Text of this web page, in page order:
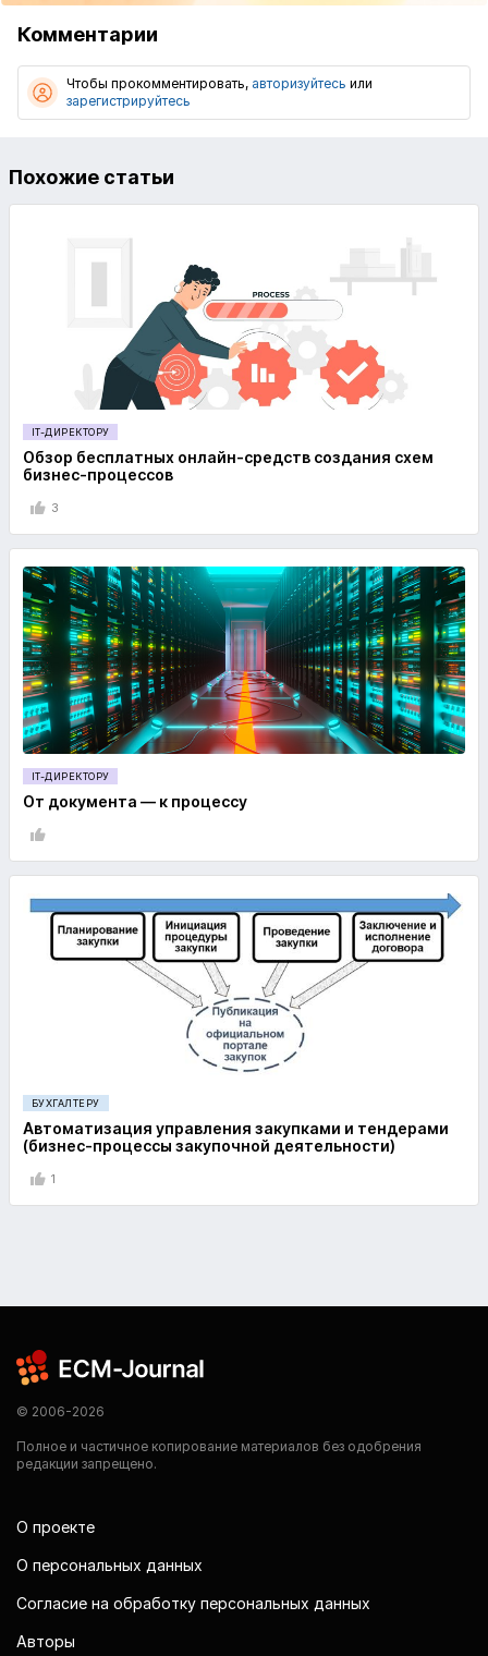
Комментарии
Чтобы прокомментировать, авторизуйтесь или
зарегистрируйтесь
Похожие статьи
IT-ДИРЕКТОРУ
Обзор бесплатных онлайн-средств создания схем
бизнес-процессов
3
IT-ДИРЕКТОРУ
От документа — к процессу
БУХГАЛТЕРУ
Автоматизация управления закупками и тендерами
(бизнес-процессы закупочной деятельности)
1
© 2006-2026
Полное и частичное копирование материалов без одобрения
редакции запрещено.
О проекте
О персональных данных
Согласие на обработку персональных данных
Авторы